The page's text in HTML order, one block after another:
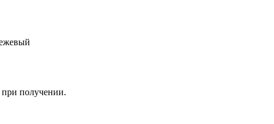
при получении.